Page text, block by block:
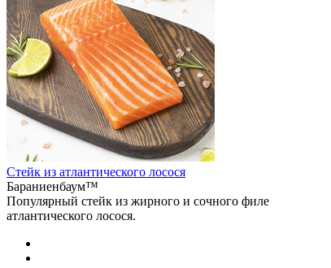
Стейк из атлантического лосося
Бараниенбаум™
Популярный стейк из жирного и сочного филе
атлантического лосося.